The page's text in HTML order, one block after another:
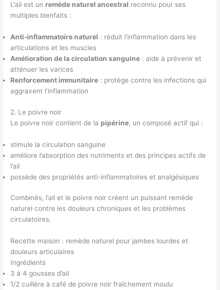
L’ail est un remède naturel ancestral reconnu pour ses
multiples bienfaits :
Anti-inflammatoire naturel : réduit l’inflammation dans les
articulations et les muscles
Amélioration de la circulation sanguine : aide à prévenir et
atténuer les varices
Renforcement immunitaire : protège contre les infections qui
aggravent l’inflammation
2. Le poivre noir
Le poivre noir contient de la pipérine, un composé actif qui :
stimule la circulation sanguine
améliore l’absorption des nutriments et des principes actifs de
l’ail
possède des propriétés anti-inflammatoires et analgésiques
Combinés, l’ail et le poivre noir créent un puissant remède
naturel contre les douleurs chroniques et les problèmes
circulatoires.
Recette maison : remède naturel pour jambes lourdes et
douleurs articulaires
Ingrédients
3 à 4 gousses d’ail
1/2 cuillère à café de poivre noir fraîchement moulu